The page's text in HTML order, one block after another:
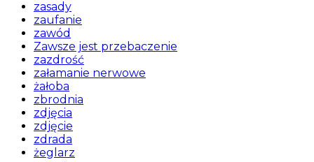
zasady
zaufanie
zawód
Zawsze jest przebaczenie
zazdrość
załamanie nerwowe
żałoba
zbrodnia
zdjęcia
zdjęcie
zdrada
żeglarz